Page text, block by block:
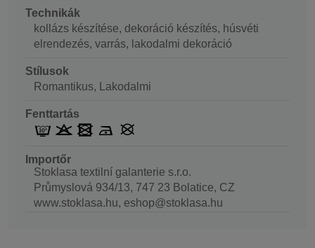
Technikák
kollázs készítése, dekoráció készítés, húsvéti
elrendezés, varrás, lakodalmi dekoráció
Stílusok
Romantikus, Lakodalmi
Fenttartás
Importőr
Stoklasa textilní galanterie s.r.o.
Průmyslová 934/13, 747 23 Bolatice, CZ
www.stoklasa.hu, eshop@stoklasa.hu